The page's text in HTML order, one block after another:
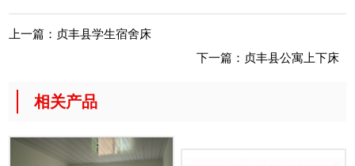
上一篇： 贞丰县学生宿舍床
下一篇： 贞丰县公寓上下床
相关产品